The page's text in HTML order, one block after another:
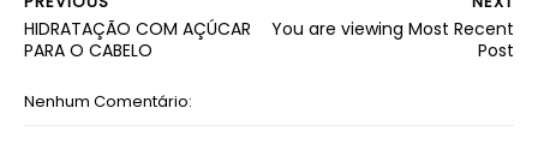
You are viewing Most Recent
Post
HIDRATAÇÃO COM AÇÚCAR
PARA O CABELO
Nenhum Comentário: